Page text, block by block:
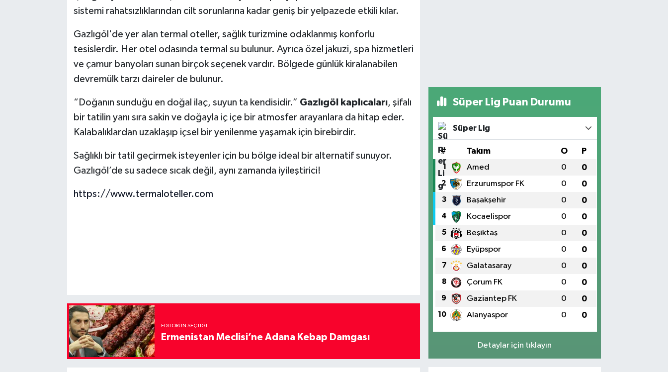
sistemi rahatsızlıklarından cilt sorunlarına kadar geniş bir yelpazede etkili kılar.
Gazlıgöl'de yer alan termal oteller, sağlık turizmine odaklanmış konforlu
tesislerdir. Her otel odasında termal su bulunur. Ayrıca özel jakuzi, spa hizmetleri
ve çamur banyoları sunan birçok seçenek vardır. Bölgede günlük kiralanabilen
devremülk tarzı daireler de bulunur.
“Doğanın sunduğu en doğal ilaç, suyun ta kendisidir.” Gazlıgöl kaplıcaları, şifalı
bir tatilin yanı sıra sakin ve doğayla iç içe bir atmosfer arayanlara da hitap eder.
Kalabalıklardan uzaklaşıp içsel bir yenilenme yaşamak için birebirdir.
Sağlıklı bir tatil geçirmek isteyenler için bu bölge ideal bir alternatif sunuyor.
Gazlıgöl’de su sadece sıcak değil, aynı zamanda iyileştirici!
https://www.termaloteller.com
EDITÖRÜN SEÇTIĞI
Ermenistan Meclisi’ne Adana Kebap Damgası
Süper Lig Puan Durumu
Süper Lig
# Takım O P
1 Amed 0 0
2 Erzurumspor FK 0 0
3 Başakşehir 0 0
4 Kocaelispor 0 0
5 Beşiktaş 0 0
6 Eyüpspor 0 0
7 Galatasaray 0 0
8 Çorum FK 0 0
9 Gaziantep FK 0 0
10 Alanyaspor 0 0
Detaylar için tıklayın